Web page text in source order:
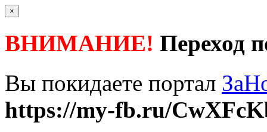
×
ВНИМАНИЕ! Переход
Вы покидаете портал
https://my-fb.ru/